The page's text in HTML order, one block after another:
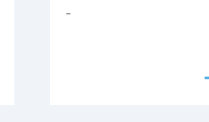
-